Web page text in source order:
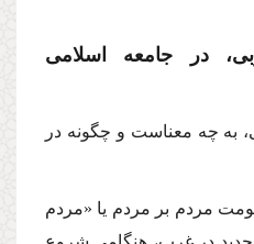
در جامعه اسلامى
به چه معناست و چگونه در
مردم بر مردم یا «مردم